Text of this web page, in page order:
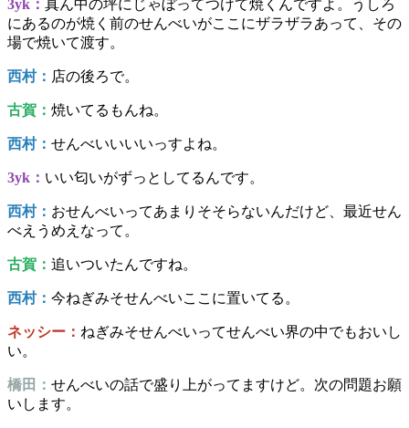
3yk： 真ん中の坪にじゃぼってつけて焼くんですよ。うしろ
にあるのが焼く前のせんべいがここにザラザラあって、その
場で焼いて渡す。
西村： 店の後ろで。
古賀： 焼いてるもんね。
西村： せんべいいいいっすよね。
3yk： いい匂いがずっとしてるんです。
西村： おせんべいってあまりそそらないんだけど、最近せん
べえうめえなって。
古賀： 追いついたんですね。
西村： 今ねぎみそせんべいここに置いてる。
ネッシー： ねぎみそせんべいってせんべい界の中でもおいし
い。
橋田： せんべいの話で盛り上がってますけど。次の問題お願
いします。